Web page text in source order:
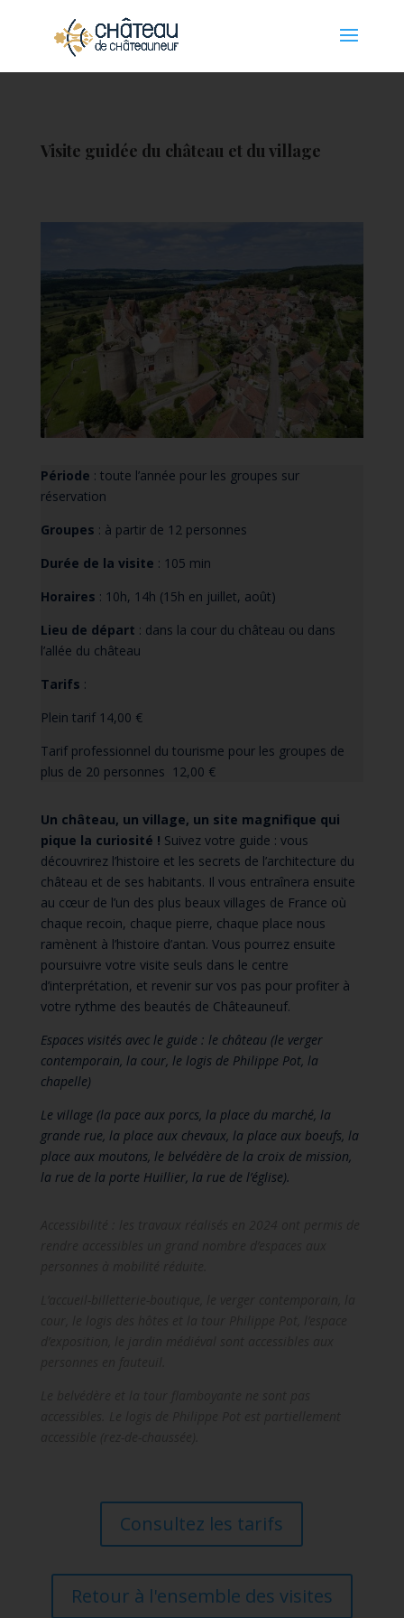
Visite guidée du château et du village
Période : toute l’année pour les groupes sur
réservation
Groupes : à partir de 12 personnes
Durée de la visite : 105 min
Horaires : 10h, 14h (15h en juillet, août)
Lieu de départ : dans la cour du château ou dans
l’allée du château
Tarifs :
Plein tarif 14,00 €
Tarif professionnel du tourisme pour les groupes de
plus de 20 personnes 12,00 €
Un château, un village, un site magnifique qui
pique la curiosité ! Suivez votre guide : vous
découvrirez l’histoire et les secrets de l’architecture du
château et de ses habitants. Il vous entraînera ensuite
au cœur de l’un des plus beaux villages de France où
chaque recoin, chaque pierre, chaque place nous
ramènent à l’histoire d’antan. Vous pourrez ensuite
poursuivre votre visite seuls dans le centre
d’interprétation, et revenir sur vos pas pour profiter à
votre rythme des beautés de Châteauneuf.
Espaces visités avec le guide : le château (le verger
contemporain, la cour, le logis de Philippe Pot, la
chapelle)
Le village (la pace aux porcs, la place du marché, la
grande rue, la place aux chevaux, la place aux boeufs, la
place aux moutons, le belvédère de la croix de mission,
la rue de la porte Huillier, la rue de l’église).
Consultez les tarifs
Retour à l'ensemble des visites